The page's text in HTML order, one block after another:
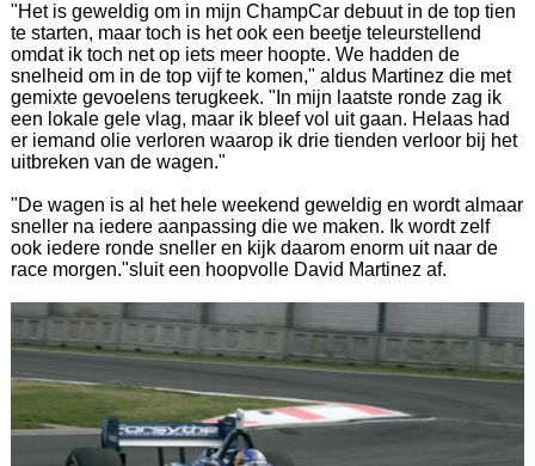
"Het is geweldig om in mijn ChampCar debuut in de top tien
te starten, maar toch is het ook een beetje teleurstellend
omdat ik toch net op iets meer hoopte. We hadden de
snelheid om in de top vijf te komen," aldus Martinez die met
gemixte gevoelens terugkeek. "In mijn laatste ronde zag ik
een lokale gele vlag, maar ik bleef vol uit gaan. Helaas had
er iemand olie verloren waarop ik drie tienden verloor bij het
uitbreken van de wagen."
"De wagen is al het hele weekend geweldig en wordt almaar
sneller na iedere aanpassing die we maken. Ik wordt zelf
ook iedere ronde sneller en kijk daarom enorm uit naar de
race morgen."sluit een hoopvolle David Martinez af.